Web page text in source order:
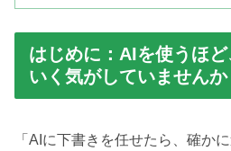
はじめに：AIを使うほ
いく気がしていませんか
「AIに下書きを任せたら、確か